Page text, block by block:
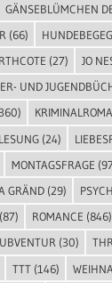
GÄNSEBLÜMCHEN
(66)
(27) JO
UND
LESUNG(24)
MONTAGSFRAGE
GRÄND(29)
(87) ROMANCE (846)
(30)
TTT(146)